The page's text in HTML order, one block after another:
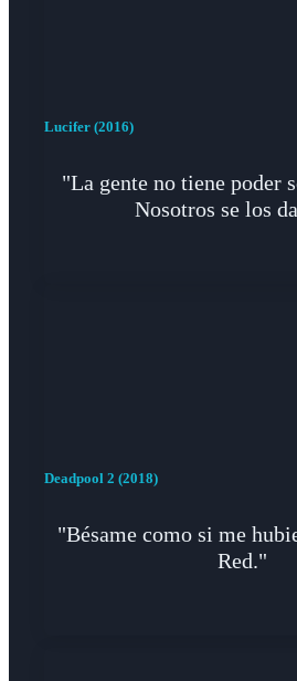
Lucifer (2016)
"La gente no tiene poder
Nosotros se los
Deadpool 2 (2018)
"Bésame como si me
Red."